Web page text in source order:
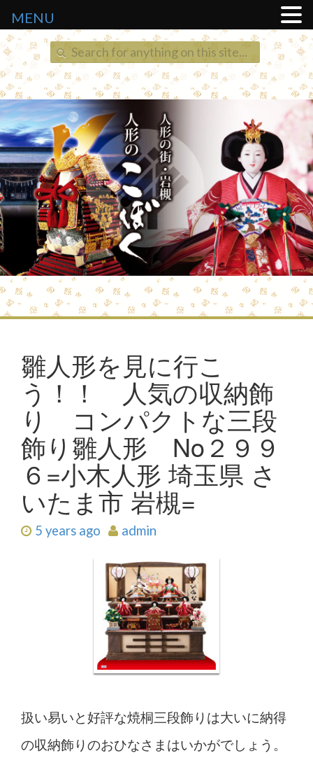
Search
for:
雛人形を見に行こ
う！！ 人気の収納飾
り コンパクトな三段
飾り雛人形 No２９９
６=小木人形 埼玉県 さ
いたま市 岩槻=
5 years ago admin
扱い易いと好評な焼桐三段飾りは大いに納得
の収納飾りのおひなさまはいかがでしょう。
MENU